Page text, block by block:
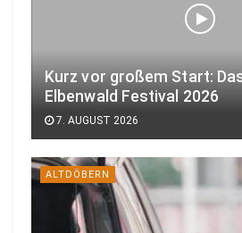
Kurz vor großem Start:
Elbenwald Festival 2026
7. AUGUST 2026
ALTDÖBERN